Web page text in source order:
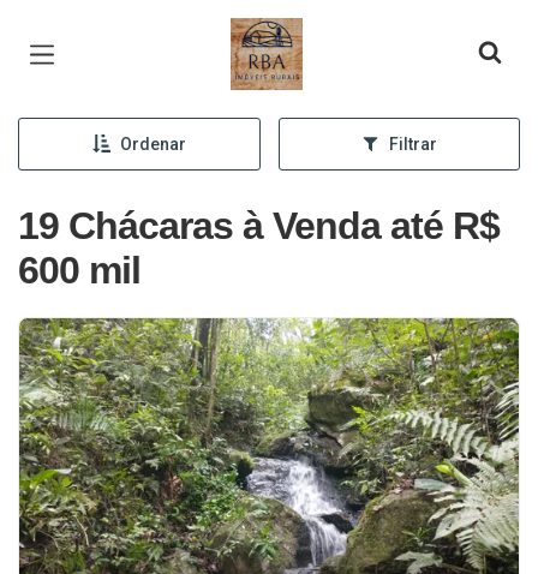
Página inicial
Ordenar Filtrar
19 Chácaras à Venda até R$
600 mil